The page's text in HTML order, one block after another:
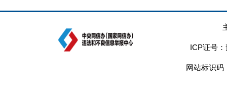
ICP证号：
网站标识码